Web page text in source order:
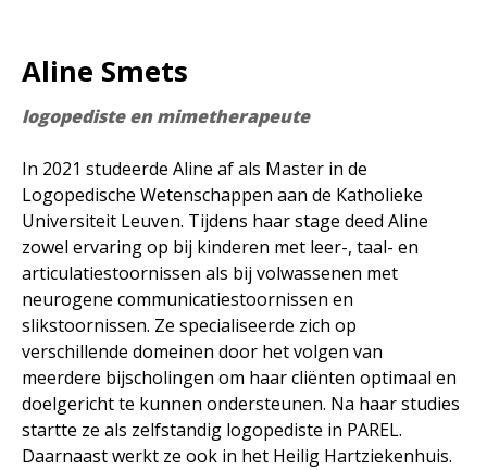
Aline Smets
logopediste en mimetherapeute
In 2021 studeerde Aline af als Master in de
Logopedische Wetenschappen aan de Katholieke
Universiteit Leuven. Tijdens haar stage deed Aline
zowel ervaring op bij kinderen met leer-, taal- en
articulatiestoornissen als bij volwassenen met
neurogene communicatiestoornissen en
slikstoornissen. Ze specialiseerde zich op
verschillende domeinen door het volgen van
meerdere bijscholingen om haar cliënten optimaal en
doelgericht te kunnen ondersteunen. Na haar studies
startte ze als zelfstandig logopediste in PAREL.
Daarnaast werkt ze ook in het Heilig Hartziekenhuis.